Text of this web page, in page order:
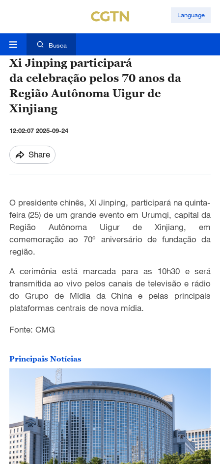
Language
Busca
Xi Jinping participará
da celebração pelos 70 anos da
Região Autônoma Uigur de
Xinjiang
12:02:07 2025-09-24
Share
O presidente chinês, Xi Jinping, participará na quinta-
feira (25) de um grande evento em Urumqi, capital da
Região Autônoma Uigur de Xinjiang, em
comemoração ao 70º aniversário de fundação da
região.
A cerimônia está marcada para as 10h30 e será
transmitida ao vivo pelos canais de televisão e rádio
do Grupo de Mídia da China e pelas principais
plataformas centrais de nova mídia.
Fonte: CMG
Principais Notícias